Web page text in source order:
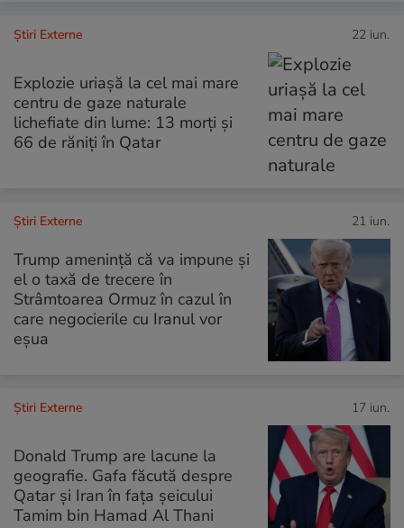
Știri Externe 22 iun.
Explozie uriașă la cel mai mare
centru de gaze naturale
lichefiate din lume: 13 morți și
66 de răniți în Qatar
Știri Externe 21 iun.
Trump amenință că va impune și
el o taxă de trecere în
Strâmtoarea Ormuz în cazul în
care negocierile cu Iranul vor
eșua
Știri Externe 17 iun.
Donald Trump are lacune la
geografie. Gafa făcută despre
Qatar și Iran în fața șeicului
Tamim bin Hamad Al Thani